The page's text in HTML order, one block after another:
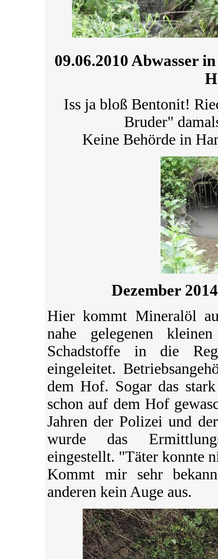
09.06.2010 Abwasser
Iss ja bloß Bentonit!
Bruder"
Keine Behörde in
Dezember
Hier kommt Mineralöl
nahe gelegenen
Schadstoffe in die
eingeleitet.
dem Hof. Sogar das
schon auf dem Hof
Jahren der Polizei und
wurde das
eingestellt. "Täter konnte
Kommt mir sehr
anderen kein Auge aus.